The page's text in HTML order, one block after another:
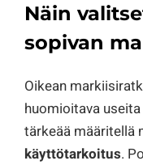
Näin
sopivan
Oikean
huomioitava
tärkeää määritellä
käyttötarkoitus.